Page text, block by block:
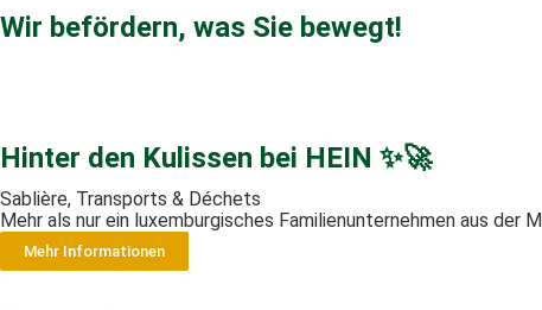
Wir befördern, was Sie bewegt!
Hinter den Kulissen bei HEIN ✨🚀
Sablière, Transports & Déchets
Mehr als nur ein luxemburgisches Familienunternehmen aus der
Mehr Informationen